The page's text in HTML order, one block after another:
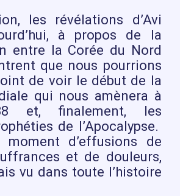
les révélations d’Avi
à propos de la
entre la Corée du Nord
que nous pourrions
de voir le début de la
qui nous amènera à
et, finalement, les
de l’Apocalypse.
d’effusions de
et de douleurs,
vu dans toute l’histoire